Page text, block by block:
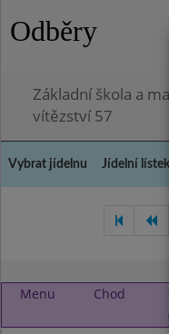
Odběry
Základní škola a
vítězství 57
Vybrat jídelnu Jídelní lístek
Menu Chod